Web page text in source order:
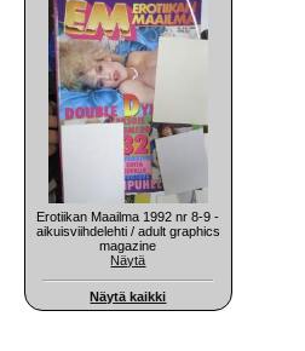
Erotiikan Maailma 1992 nr 8-9 -
aikuisviihdelehti / adult graphics
magazine
Näytä
Näytä kaikki